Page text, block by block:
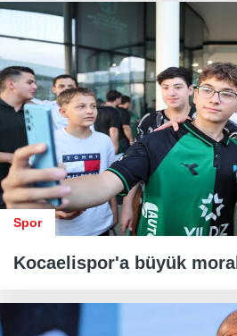
Spor
Kocaelispor'a büyük moral